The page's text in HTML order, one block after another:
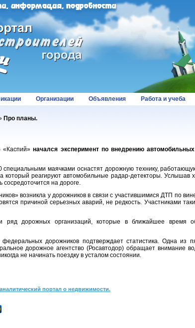
Организации Объявления Работа и учеба
Про планы.
начался эксперимент по внедрению
специальными маячками оснастят дорожную технику,
который реагируют автомобильные радар-детекторы. Услышав
на дороге.
возникла у дорожников в связи с участившимися ДТП по
причиной серьезных аварий, не редкость. Участниками
дорожных организаций, которые в ближайшее время
дорожников подтверждает статистика. Одна из
дорожное агентство (Росавтодор) обращает внимание
не начинать поездку в усталом состоянии.
портал о недвижимости.